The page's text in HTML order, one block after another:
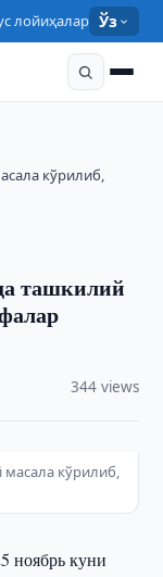
лойиҳалар Ўз
кўрилиб,
ташкилий
344 views
масала кўрилиб,
ноябрь куни